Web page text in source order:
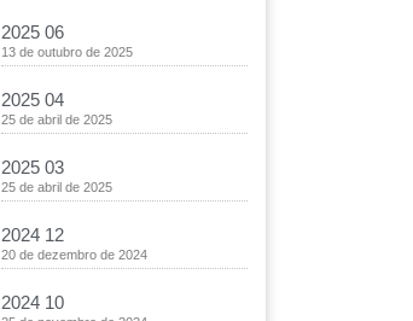
2025 06
13 de outubro de 2025
2025 04
25 de abril de 2025
2025 03
25 de abril de 2025
2024 12
20 de dezembro de 2024
2024 10